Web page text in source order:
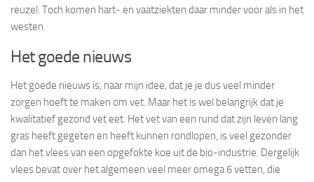
reuzel. Toch komen hart- en vaatziekten daar minder voor als in het
westen.
Het goede nieuws
Het goede nieuws is, naar mijn idee, dat je je dus veel minder
zorgen hoeft te maken om vet. Maar het is wel belangrijk dat je
kwalitatief gezond vet eet. Het vet van een rund dat zijn leven lang
gras heeft gegeten en heeft kunnen rondlopen, is veel gezonder
dan het vlees van een opgefokte koe uit de bio-industrie. Dergelijk
vlees bevat over het algemeen veel meer omega 6 vetten, die